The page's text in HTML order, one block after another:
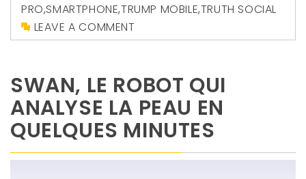
PRO,SMARTPHONE,TRUMP MOBILE,TRUTH SOCIAL
LEAVE A COMMENT
SWAN, LE ROBOT QUI
ANALYSE LA PEAU EN
QUELQUES MINUTES